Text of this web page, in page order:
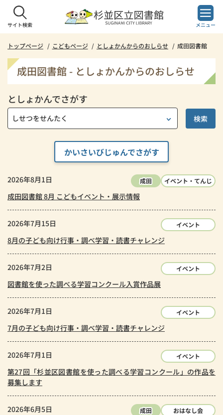
ス
す。
サイト検索 メニュー
トップページ こどもページ としょかんからのおしらせ 成田図書館
成田図書館 - としょかんからのおしらせ
としょかんでさがす
かいさいびじゅんでさがす
2026年8月1日 成田 イベント・てんじ
成田図書館 8月 こどもイベント・展示情報
2026年7月15日 イベント
8月の子ども向け行事・調べ学習・読書チャレンジ
2026年7月2日 イベント
図書館を使った調べる学習コンクール入賞作品展
2026年7月1日 イベント
7月の子ども向け行事・調べ学習・読書チャレンジ
2026年7月1日 イベント
第27回「杉並区図書館を使った調べる学習コンクール」の作品を
募集します
2026年6月5日 成田 おはなし会